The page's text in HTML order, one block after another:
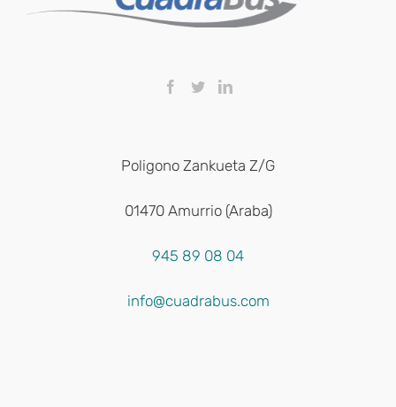
Poligono Zankueta Z/G
01470 Amurrio (Araba)
945 89 08 04
info@cuadrabus.com